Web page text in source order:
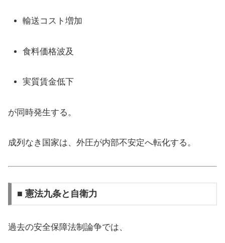
輸送コスト増加
食料価格波及
実質賃金低下
が同時発生する。
成列なき国家は、外圧が内部不安定へ転化する。
■ 憲法九条と自衛力
過去の安全保障法制論争では、